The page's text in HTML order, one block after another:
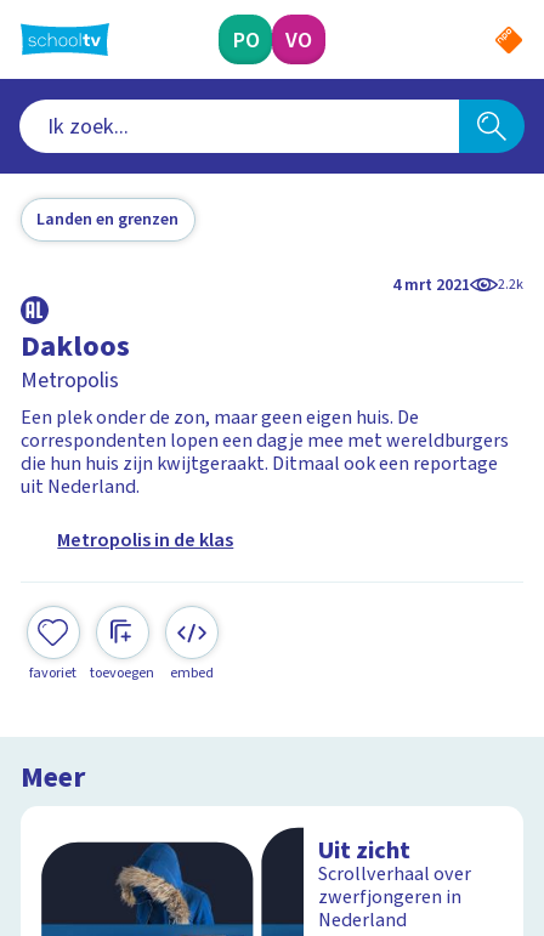
naar
hoofdinhoud
PO VO
Landen en grenzen
4 mrt 2021 2.2k
Dakloos
Metropolis
Een plek onder de zon, maar geen eigen huis. De
correspondenten lopen een dagje mee met wereldburgers
die hun huis zijn kwijtgeraakt. Ditmaal ook een reportage
uit Nederland.
Metropolis in de klas
favoriet toevoegen embed
Meer
Uit zicht
Scrollverhaal over
zwerfjongeren in
Nederland